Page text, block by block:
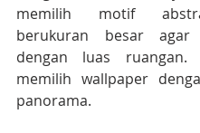
memilih motif
berukuran besar agar
dengan luas ruangan.
memilih wallpaper
panorama.